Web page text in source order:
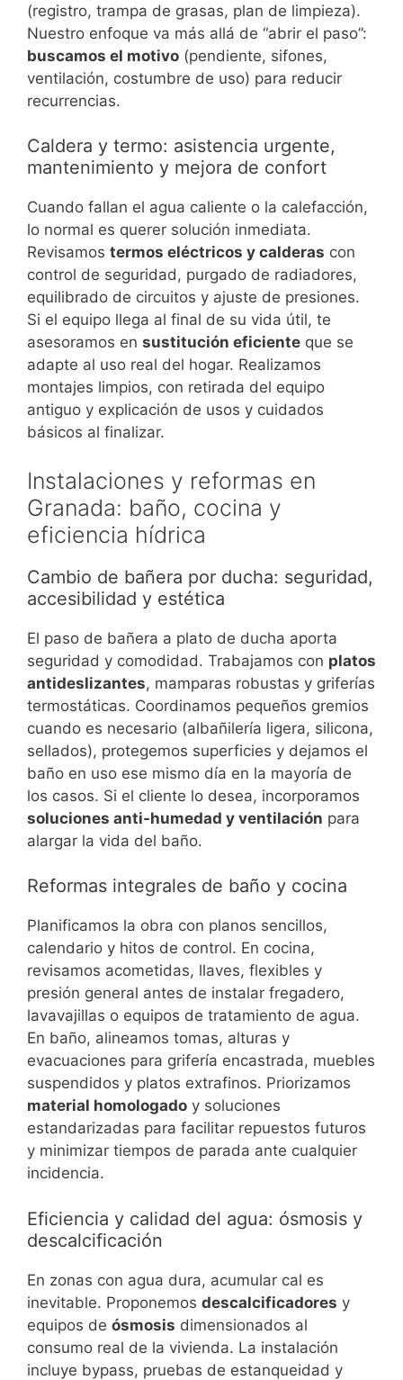
(registro, trampa de grasas, plan de limpieza).
Nuestro enfoque va más allá de “abrir el paso”:
buscamos el motivo (pendiente, sifones,
ventilación, costumbre de uso) para reducir
recurrencias.
Caldera y termo: asistencia urgente,
mantenimiento y mejora de confort
Cuando fallan el agua caliente o la calefacción,
lo normal es querer solución inmediata.
Revisamos termos eléctricos y calderas con
control de seguridad, purgado de radiadores,
equilibrado de circuitos y ajuste de presiones.
Si el equipo llega al final de su vida útil, te
asesoramos en sustitución eficiente que se
adapte al uso real del hogar. Realizamos
montajes limpios, con retirada del equipo
antiguo y explicación de usos y cuidados
básicos al finalizar.
Instalaciones y reformas en
Granada: baño, cocina y
eficiencia hídrica
Cambio de bañera por ducha: seguridad,
accesibilidad y estética
El paso de bañera a plato de ducha aporta
seguridad y comodidad. Trabajamos con platos
antideslizantes, mamparas robustas y griferías
termostáticas. Coordinamos pequeños gremios
cuando es necesario (albañilería ligera, silicona,
sellados), protegemos superficies y dejamos el
baño en uso ese mismo día en la mayoría de
los casos. Si el cliente lo desea, incorporamos
soluciones anti-humedad y ventilación para
alargar la vida del baño.
Reformas integrales de baño y cocina
Planificamos la obra con planos sencillos,
calendario y hitos de control. En cocina,
revisamos acometidas, llaves, flexibles y
presión general antes de instalar fregadero,
lavavajillas o equipos de tratamiento de agua.
En baño, alineamos tomas, alturas y
evacuaciones para grifería encastrada, muebles
suspendidos y platos extrafinos. Priorizamos
material homologado y soluciones
estandarizadas para facilitar repuestos futuros
y minimizar tiempos de parada ante cualquier
incidencia.
Eficiencia y calidad del agua: ósmosis y
descalcificación
En zonas con agua dura, acumular cal es
inevitable. Proponemos descalcificadores y
equipos de ósmosis dimensionados al
consumo real de la vivienda. La instalación
incluye bypass, pruebas de estanqueidad y